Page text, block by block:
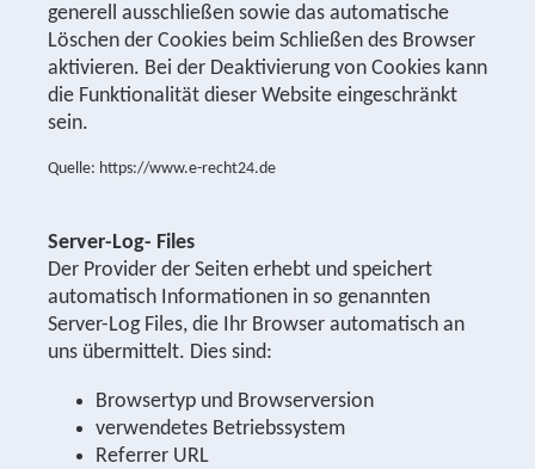
generell ausschließen sowie das automatische
Löschen der Cookies beim Schließen des Browser
aktivieren. Bei der Deaktivierung von Cookies kann
die Funktionalität dieser Website eingeschränkt
sein.
Quelle: https://www.e-recht24.de
Server-Log- Files
Der Provider der Seiten erhebt und speichert
automatisch Informationen in so genannten
Server-Log Files, die Ihr Browser automatisch an
uns übermittelt. Dies sind:
Browsertyp und Browserversion
verwendetes Betriebssystem
Referrer URL